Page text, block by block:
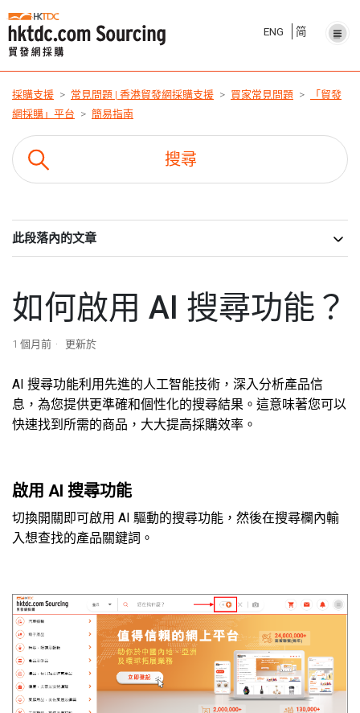
ENG 简
採購支援 常見問題 | 香港貿發網採購支援 買家常見問題
「貿發
網採購」平台
簡易指南
此段落內的文章
如何啟用 AI 搜尋功能？
1 個月前 更新於
AI 搜尋功能利用先進的人工智能技術，深入分析產品信
息，為您提供更準確和個性化的搜尋結果。這意味著您可以
快速找到所需的商品，大大提高採購效率。
啟用 AI 搜尋功能
切換開關即可啟用 AI 驅動的搜尋功能，然後在搜尋欄內輸
入想查找的產品關鍵詞。